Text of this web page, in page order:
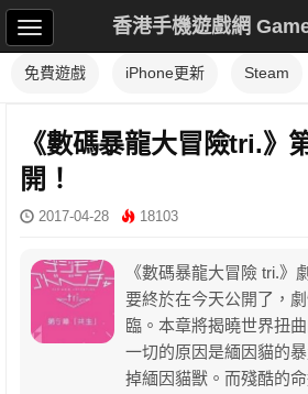
香港手機遊戲網
免費遊戲 iPhone更新 Steam
《數碼暴龍大冒險tri.》
開！
2017-04-28 18103
《數碼暴龍大冒險 tri.》
要終於在今天公開了，
臨。本章將揭曉世界扭
一切的原因是緬因貓的
掉緬因貓獸。而殘酷的